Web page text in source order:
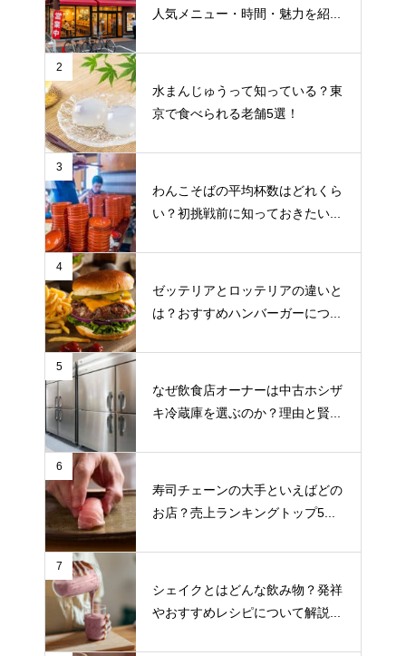
人気メニュー・時間・魅力を紹...
2
水まんじゅうって知っている？東
京で食べられる老舗5選！
3
わんこそばの平均杯数はどれくら
い？初挑戦前に知っておきたい...
4
ゼッテリアとロッテリアの違いと
は？おすすめハンバーガーにつ...
5
なぜ飲食店オーナーは中古ホシザ
キ冷蔵庫を選ぶのか？理由と賢...
6
寿司チェーンの大手といえばどの
お店？売上ランキングトップ5...
7
シェイクとはどんな飲み物？発祥
やおすすめレシピについて解説...